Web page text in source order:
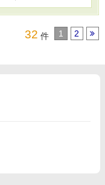
32 件 1 2